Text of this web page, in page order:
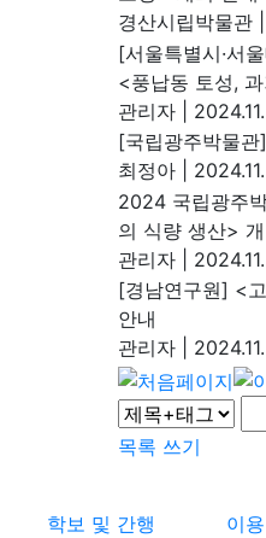
경산시립박물관
[서울특별시·서
<풍납동 토성,
관리자
[국립광주박물관
최정아
2024 국립광주
의 식량 생산>
관리자
[경남연구원] <
안내
관리자
목록 쓰기
학보 및 간행
이용